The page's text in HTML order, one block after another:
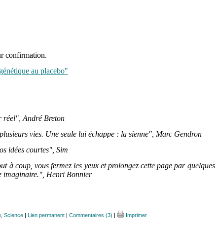
confirmation.
au placebo"
réel", André Breton
vies. Une seule lui échappe : la sienne", Marc Gendron
idées courtes", Sim
à coup, vous fermez les yeux et prolongez cette page par
imaginaire.", Henri Bonnier
Science | Lien permanent | Commentaires (3) | Imprimer